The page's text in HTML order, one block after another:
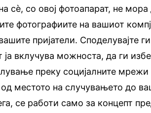
сè, со овој фотоапарат, не
фотографиите на вашиот
пријатели. Споделувајте
ја вклучува можноста, да ги
преку социјалните мрежи
од местото на случувањето до
се работи само за концепт